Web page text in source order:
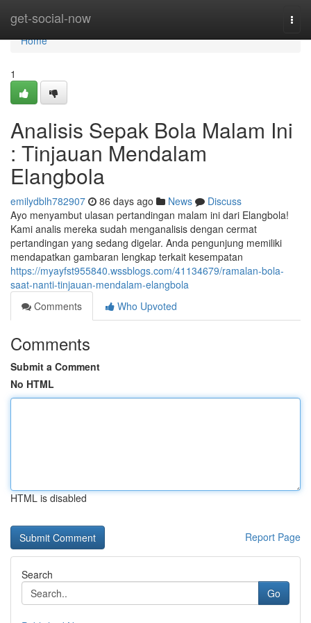
get-social-now
Home
Home
1
Analisis Sepak Bola Malam Ini
: Tinjauan Mendalam
Elangbola
emilydblh782907 86 days ago News
Discuss
Ayo menyambut ulasan pertandingan malam ini dari Elangbola!
Kami analis mereka sudah menganalisis dengan cermat
pertandingan yang sedang digelar. Anda pengunjung memiliki
mendapatkan gambaran lengkap terkait kesempatan
https://myayfst955840.wssblogs.com/41134679/ramalan-bola-
saat-nanti-tinjauan-mendalam-elangbola
Comments
Who Upvoted
Comments
Submit a Comment
No HTML
HTML is disabled
Report Page
Search
Go